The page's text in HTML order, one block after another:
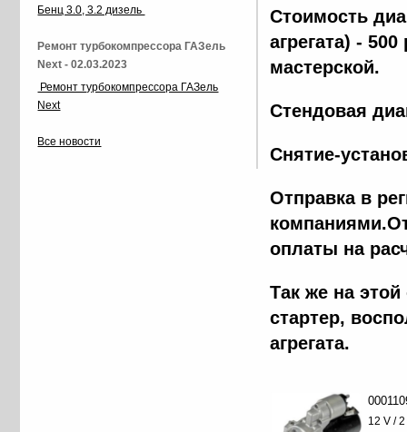
Стоимость
агрегата) -
мастерской.
Стендовая
Снятие-
Отправка в
оплаты на
Так же на
стартер,
агрегата.
12 V /
Бенц 3.0, 3.2 дизель
Ремонт турбокомпрессора ГАЗель
Next - 02.03.2023
Ремонт турбокомпрессора ГАЗель
Next
Все новости